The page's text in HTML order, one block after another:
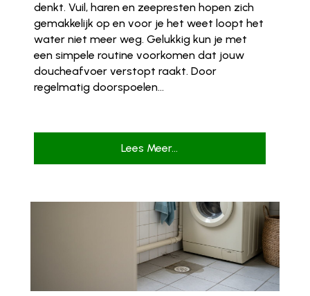
denkt. Vuil, haren en zeepresten hopen zich
gemakkelijk op en voor je het weet loopt het
water niet meer weg. Gelukkig kun je met
een simpele routine voorkomen dat jouw
doucheafvoer verstopt raakt. Door
regelmatig doorspoelen...
Lees Meer...